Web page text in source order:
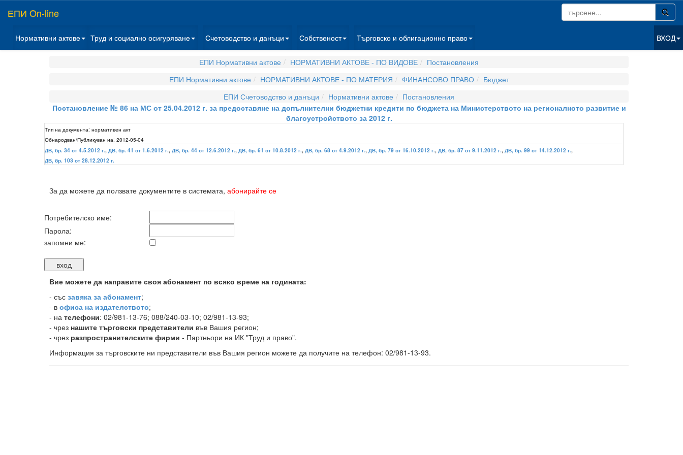
ЕПИ On-line
Нормативни актове Труд и социално осигуряване Счетоводство и данъци Собственост Търговско и облигационно право ВХОД
ЕПИ Нормативни актове НОРМАТИВНИ АКТОВЕ - ПО ВИДОВЕ
Постановления
ЕПИ Нормативни актове
НОРМАТИВНИ АКТОВЕ - ПО МАТЕРИЯ ФИНАНСОВО ПРАВО
Бюджет
ЕПИ Счетоводство и данъци
Нормативни актове
Постановления
Постановление № 86 на МС от 25.04.2012 г. за предоставяне на допълнителни бюджетни кредити по бюджета на Министерството на регионалното развитие и
благоустройството за 2012 г.
Тип на документа: нормативен акт
Обнародван/Публикуван на: 2012-05-04
ДВ, бр. 34 от 4.5.2012 г., ДВ, бр. 41 от 1.6.2012 г., ДВ, бр. 44 от 12.6.2012 г., ДВ, бр. 61 от 10.8.2012 г., ДВ, бр. 68 от 4.9.2012 г., ДВ, бр. 79 от 16.10.2012 г., ДВ, бр. 87 от 9.11.2012 г., ДВ, бр. 99 от 14.12.2012 г.,
ДВ, бр. 103 от 28.12.2012 г.
За да можете да ползвате документите в системата, абонирайте се
Потребителско име:
Парола:
запомни ме:
Вие можете да направите своя абонамент по всяко време на годината:
- със завяка за абонамент;
- в офиса на издателството;
- на телефони: 02/981-13-76; 088/240-03-10; 02/981-13-93;
- чрез нашите търговски представители във Вашия регион;
- чрез разпространителските фирми - Партньори на ИК "Труд и право".
Информация за търговските ни представители във Вашия регион можете да получите на телефон: 02/981-13-93.